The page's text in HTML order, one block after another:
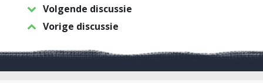
Volgende discussie
Vorige discussie